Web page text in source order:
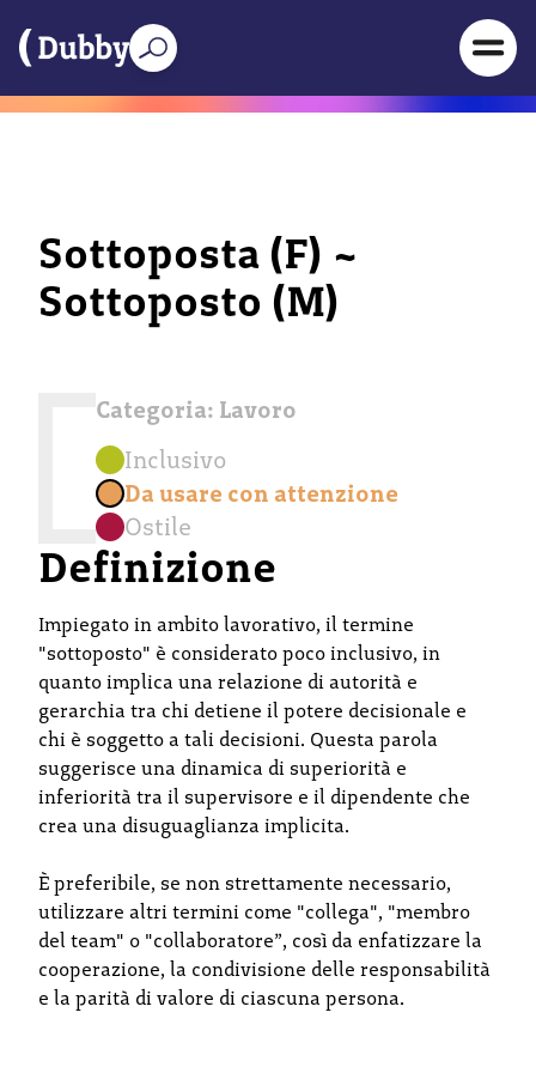
Sottoposta (F) ~
Sottoposto (M)
Categoria: Lavoro
Inclusivo
Da usare con attenzione
Ostile
Definizione
Impiegato in ambito lavorativo, il termine
"sottoposto" è considerato poco inclusivo, in
quanto implica una relazione di autorità e
gerarchia tra chi detiene il potere decisionale e
chi è soggetto a tali decisioni. Questa parola
suggerisce una dinamica di superiorità e
inferiorità tra il supervisore e il dipendente che
crea una disuguaglianza implicita.
È preferibile, se non strettamente necessario,
utilizzare altri termini come "collega", "membro
del team" o "collaboratore”, così da enfatizzare la
cooperazione, la condivisione delle responsabilità
e la parità di valore di ciascuna persona.